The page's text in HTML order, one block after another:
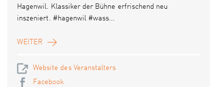
Hagenwil. Klassiker der Bühne erfrischend neu
inszeniert. #hagenwil #wass...
WEITER
Website des Veranstalters
Facebook